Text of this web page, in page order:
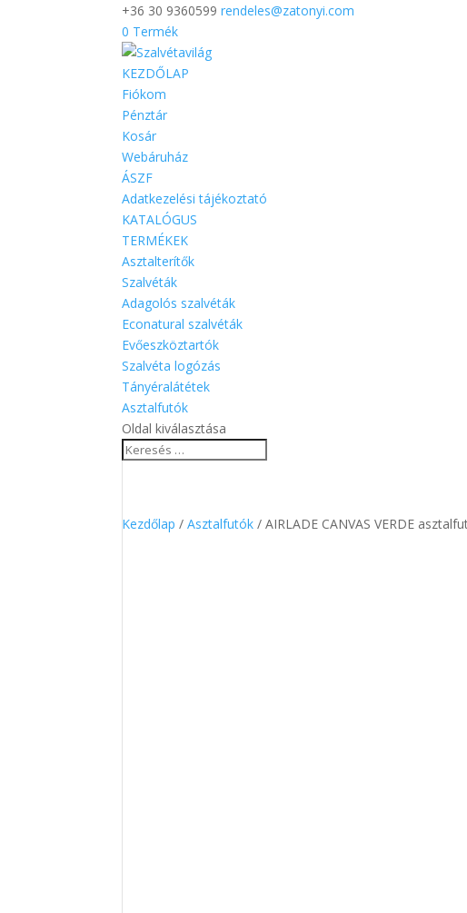
+36 30 9360599 rendeles@zatonyi.com
0 Termék
KEZDŐLAP
Fiókom
Pénztár
Kosár
Webáruház
ÁSZF
Adatkezelési tájékoztató
KATALÓGUS
TERMÉKEK
Asztalterítők
Szalvéták
Adagolós szalvéták
Econatural szalvéták
Evőeszköztartók
Szalvéta logózás
Tányéralátétek
Asztalfutók
Oldal kiválasztása
Kezdőlap /Asztalfutók / AIRLADE CANVAS VERDE